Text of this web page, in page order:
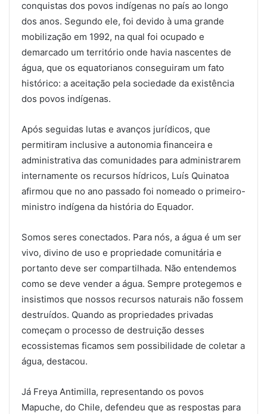
conquistas dos povos indígenas no país ao longo
dos anos. Segundo ele, foi devido à uma grande
mobilização em 1992, na qual foi ocupado e
demarcado um território onde havia nascentes de
água, que os equatorianos conseguiram um fato
histórico: a aceitação pela sociedade da existência
dos povos indígenas.
Após seguidas lutas e avanços jurídicos, que
permitiram inclusive a autonomia financeira e
administrativa das comunidades para administrarem
internamente os recursos hídricos, Luís Quinatoa
afirmou que no ano passado foi nomeado o primeiro-
ministro indígena da história do Equador.
Somos seres conectados. Para nós, a água é um ser
vivo, divino de uso e propriedade comunitária e
portanto deve ser compartilhada. Não entendemos
como se deve vender a água. Sempre protegemos e
insistimos que nossos recursos naturais não fossem
destruídos. Quando as propriedades privadas
começam o processo de destruição desses
ecossistemas ficamos sem possibilidade de coletar a
água, destacou.
Já Freya Antimilla, representando os povos
Mapuche, do Chile, defendeu que as respostas para